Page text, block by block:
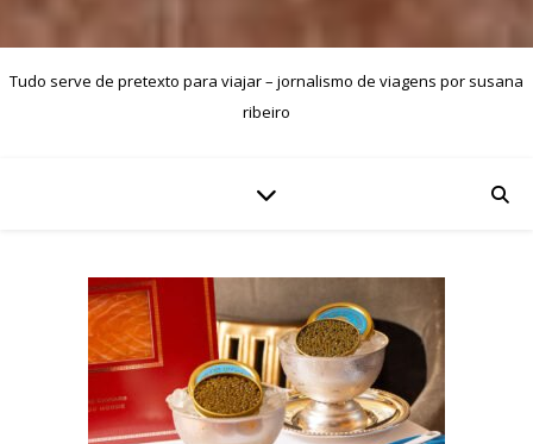
Tudo serve de pretexto para viajar – jornalismo de viagens por susana
ribeiro